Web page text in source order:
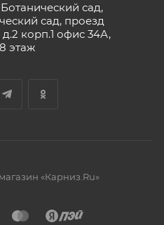
сад,
сад, проезд
корп.1 офис 34А,
8 этаж
«Карниз.Ru»